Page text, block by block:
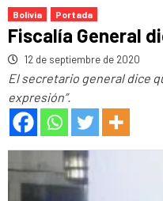
Bolivia Portada
Fiscalía General
12 de septiembre de 2020
El secretario general dice
expresión”.